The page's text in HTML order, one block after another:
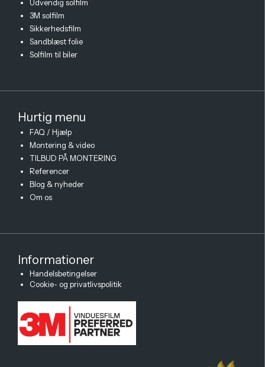
Udvendig solfilm
3M solfilm
Sikkerhedsfilm
Sandblæst folie
Solfilm til biler
Hurtig menu
FAQ / Hjælp
Montering & video
TILBUD PÅ MONTERING
Referencer
Blog & nyheder
Om os
Informationer
Handelsbetingelser
Cookie- og privatlivspolitikSpørg mig!
Har du spørgsmål om varme, blænding
eller den rigtige løsning? Jeg hjælper
dig hurtigt videre, helt uden ventetid.